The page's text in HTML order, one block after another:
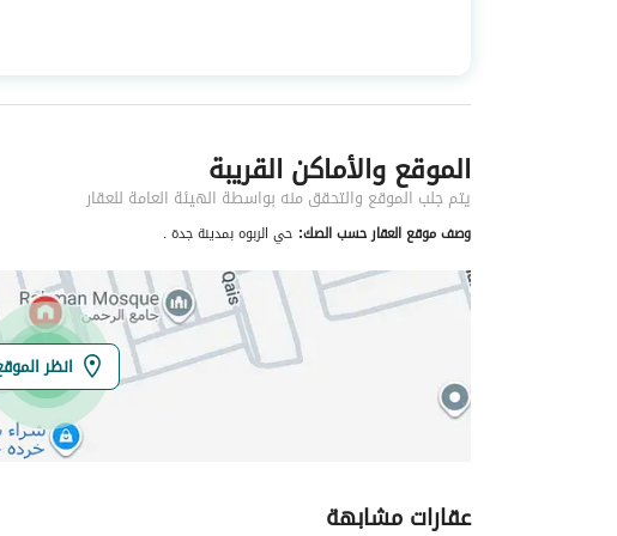
نوع العقار
شقق
خدمات العقار
كهرباء
نعم
صرف صحي
نعم
عمر العقار
الموقع والأماكن القريبة
يتم جلب الموقع والتحقق منه بواسطة الهيئة العامة للعقار
وصف موقع العقار حسب الصك: حي الربوه بمدينة جدة .
انظر
عقارات مشابهة